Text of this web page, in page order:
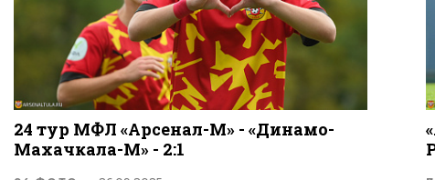
24 тур МФЛ «Арсенал-М» - «Динамо-
Махачкала-М» - 2:1